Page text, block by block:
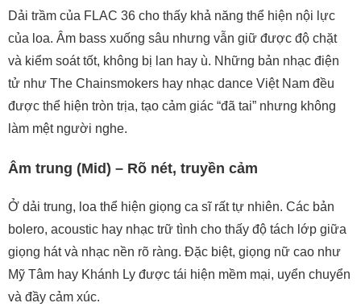
Dải trầm của FLAC 36 cho thấy khả năng thể hiện nội lực
của loa. Âm bass xuống sâu nhưng vẫn giữ được độ chặt
và kiểm soát tốt, không bị lan hay ù. Những bản nhạc điện
tử như The Chainsmokers hay nhạc dance Việt Nam đều
được thể hiện tròn trịa, tạo cảm giác “đã tai” nhưng không
làm mệt người nghe.
Âm trung (Mid) – Rõ nét, truyền cảm
Ở dải trung, loa thể hiện giọng ca sĩ rất tự nhiên. Các bản
bolero, acoustic hay nhạc trữ tình cho thấy độ tách lớp giữa
giọng hát và nhạc nền rõ ràng. Đặc biệt, giọng nữ cao như
Mỹ Tâm hay Khánh Ly được tái hiện mềm mại, uyển chuyển
và đầy cảm xúc.